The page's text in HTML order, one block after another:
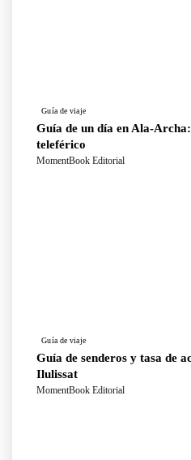
Guía de viaje
Guía de un día en Ala-
teleférico
MomentBook Editorial
Guía de viaje
Guía de senderos y tasa de
Ilulissat
MomentBook Editorial